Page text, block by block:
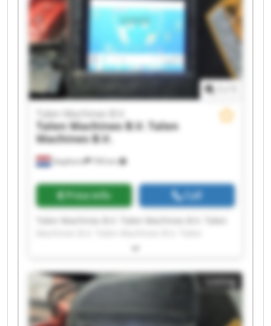
Staphorst 700 km
Talen Machines B.V.
Talen Machines B.V. Talen
Machines B.V.
Price info Call
Talen Machines B.V. Talen Machines B.V. Talen
Machines B.V. Talen Machines B.V. Talen
Machines B.V. Talen Machines B.V. Talen
Machines B.V. Talen Machines B.V. Talen
Machines B.V. Talen Machines B.V. Talen
Machines B.V. Talen Machines B.V. Talen
Machines B.V. Talen Machines B.V. Talen
Listing